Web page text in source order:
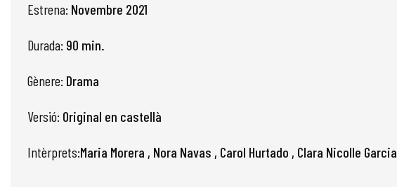
Estrena: Novembre 2021
Durada: 90 min.
Gènere: Drama
Versió: Original en castellà
Intèrprets:Maria Morera , Nora Navas , Carol Hurtado , Clara Nicolle Garcia